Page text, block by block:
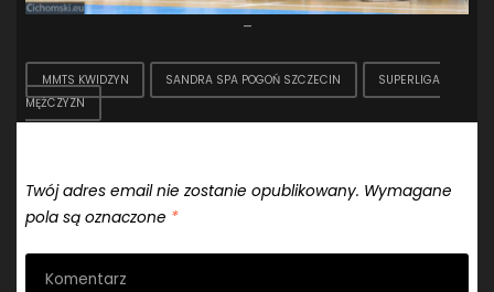
–
MMTS KWIDZYN SANDRA SPA POGOŃ SZCZECIN
SUPERLIGA
MĘŻCZYZN
Twój adres email nie zostanie opublikowany. Wymagane
pola są oznaczone *